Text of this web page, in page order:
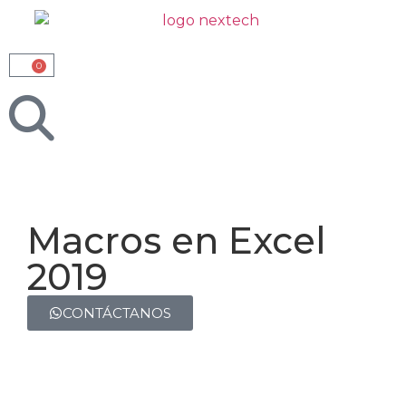
0
Macros en Excel
2019
CONTÁCTANOS